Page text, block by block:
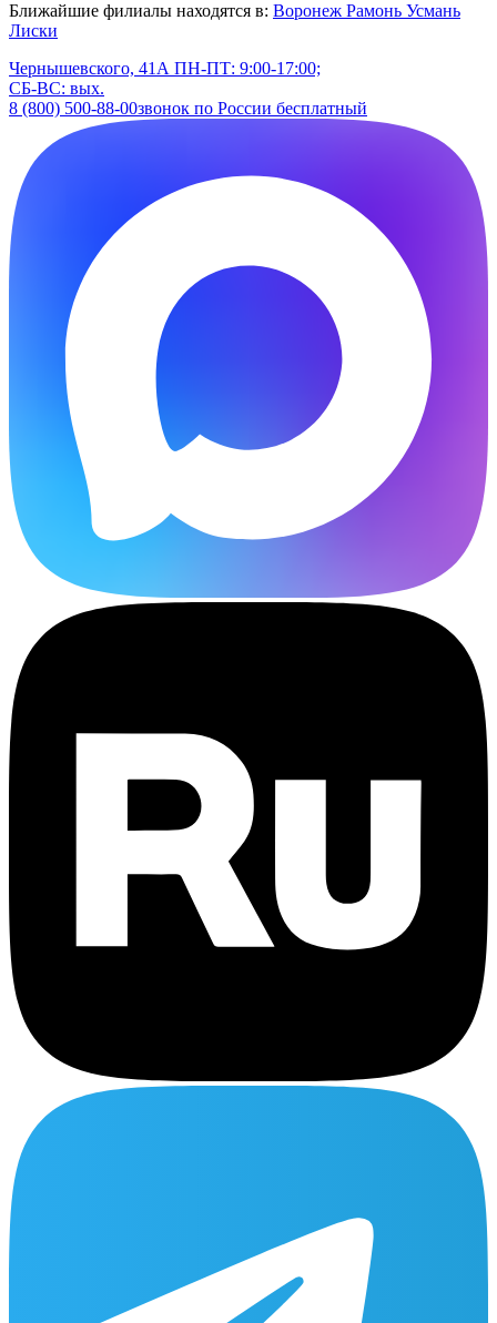
Ближайшие филиалы находятся в: Воронеж Рамонь Усмань
Лиски
Чернышевского, 41А ПН-ПТ: 9:00-17:00;
СБ-ВС: вых.
8 (800) 500-88-00звонок по России бесплатный